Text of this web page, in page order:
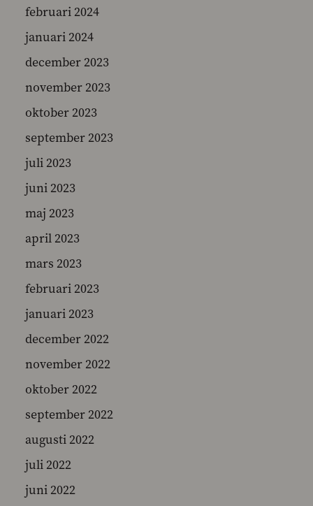
februari 2024
januari 2024
december 2023
november 2023
oktober 2023
september 2023
juli 2023
juni 2023
maj 2023
april 2023
mars 2023
februari 2023
januari 2023
december 2022
november 2022
oktober 2022
september 2022
augusti 2022
juli 2022
juni 2022